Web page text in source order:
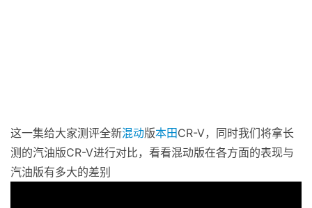
这一集给大家测评全新混动版本田CR-V，同时我们将拿长
测的汽油版CR-V进行对比，看看混动版在各方面的表现与
汽油版有多大的差别